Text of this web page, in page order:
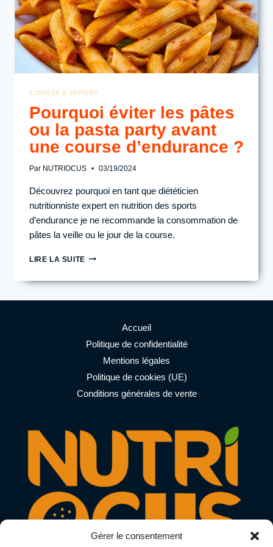
Gérer le consentement
COURSE & EFFORT
Pourquoi éviter les pâtes
ou la pasta party avant
une course d’endurance ?
Par NUTRIOCUS 03/19/2024
Découvrez pourquoi en tant que diététicien
nutritionniste expert en nutrition des sports
d’endurance je ne recommande la consommation de
pâtes la veille ou le jour de la course.
LIRE LA SUITEPOURQUOI
LES
OU
AVANT
COURSE
D’ENDURANCE
?
Accueil
Politique de confidentialité
Mentions légales
Politique de cookies (UE)
Conditions générales de vente